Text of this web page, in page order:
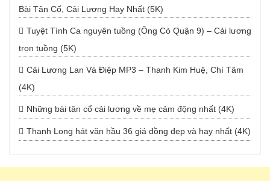
Bài Tân Cổ, Cải Lương Hay Nhất (5K)
Tuyệt Tình Ca nguyên tuồng (Ông Cò Quận 9) – Cải lương
trọn tuồng (5K)
Cải Lương Lan Và Điệp MP3 – Thanh Kim Huệ, Chí Tâm
(4K)
Những bài tân cổ cải lương về mẹ cảm động nhất (4K)
Thanh Long hát văn hầu 36 giá đồng đẹp và hay nhất (4K)